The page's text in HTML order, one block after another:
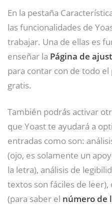
En la pestaña
las funcionalidades de
trabajar. Una de ellas es
enseñar la Página de
para contar con de todo
gratis.
También podrás activar
que Yoast te ayudará a
entradas como son:
(ojo, es solamente un
la letra), análisis de
textos son fáciles de
(para saber el número de